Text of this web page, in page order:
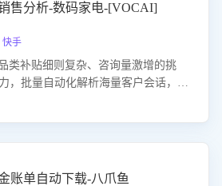
售分析-数码家电-[VOCAI]
手
类补贴细则复杂、咨询量激增的挑
，批量自动化解析海量客户会话，精
策动因。同时全面评估客服团队政策
售业绩。
账单自动下载-八爪鱼